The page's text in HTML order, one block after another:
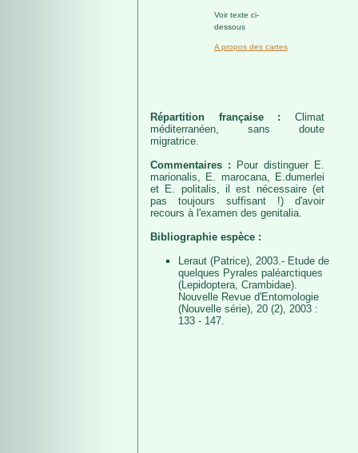
Voir texte ci-
dessous
A propos des cartes
Répartition française : Climat
méditerranéen, sans doute
migratrice.
Commentaires :
Pour distinguer E.
marionalis, E. marocana, E.dumerlei
et E. politalis, il est nécessaire (et
pas toujours suffisant !) d'avoir
recours à l'examen des genitalia.
Bibliographie espèce :
Leraut (Patrice), 2003.- Etude de
quelques Pyrales paléarctiques
(Lepidoptera, Crambidae).
Nouvelle Revue d'Entomologie
(Nouvelle série), 20 (2), 2003 :
133 - 147.